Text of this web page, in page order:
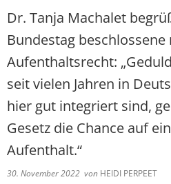
Dr. Tanja Machalet
Bundestag beschlossene
Aufenthaltsrecht:
seit vielen Jahren in
hier gut integriert sind,
Gesetz die Chance auf
Aufenthalt.“
30. November 2022 von HEIDI PERPEET